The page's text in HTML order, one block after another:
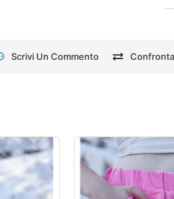
Scrivi Un Commento